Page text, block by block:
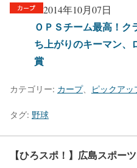
2014年10月07日
ＯＰＳチーム最高！
ち上がりのキーマン、
賞
カテゴリー: カープ、 ピックアッ
タグ: 野球
【ひろスポ！】広島スポー